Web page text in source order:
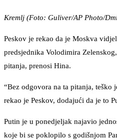
Kremlj (Foto: Guliver/AP Photo/
Peskov je rekao da je Moskva
predsjednika Volodimira
pitanja, prenosi Hina.
“Bez odgovora na ta pitanja,
rekao je Peskov, dodajući da je to
Putin je u ponedjeljak najavio
koje bi se poklopilo s godišnjom